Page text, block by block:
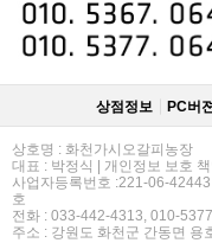
상점정보 PC버
상호명 : 화천가시오갈피농장
대표 : 박정식 | 개인정보 보호
사업자등록번호 :221-06-
호
전화 : 033-442-4313, 010-
주소 : 강원도 화천군 간동면 용